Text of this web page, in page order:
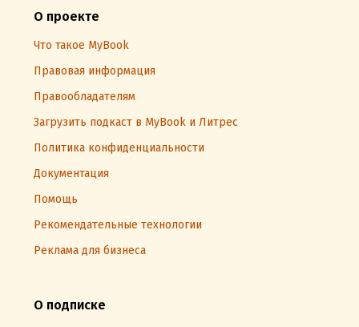
О проекте
Что такое MyBook
Правовая информация
Правообладателям
Загрузить подкаст в MyBook и Литрес
Политика конфиденциальности
Документация
Помощь
Рекомендательные технологии
Реклама для бизнеса
О подписке